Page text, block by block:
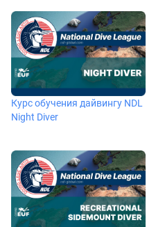
Курс обучения дайвингу NDL
Night Diver